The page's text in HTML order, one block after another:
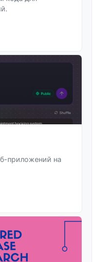
приложений на